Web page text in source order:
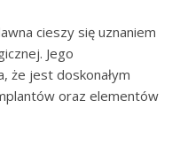
cieszy się uznaniem
Jego
że jest doskonałym
oraz elementów